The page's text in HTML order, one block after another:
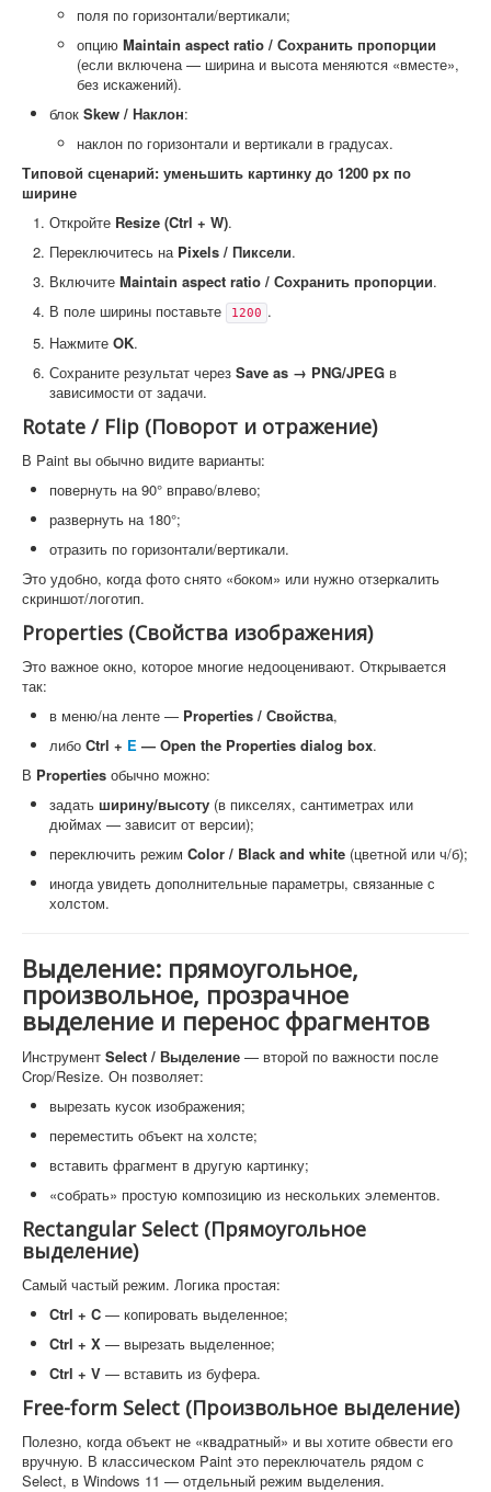
поля по горизонтали/вертикали;
опцию Maintain aspect ratio / Сохранить пропорции
(если включена — ширина и высота меняются «вместе»,
без искажений).
блок Skew / Наклон:
наклон по горизонтали и вертикали в градусах.
Типовой сценарий: уменьшить картинку до 1200 px по
ширине
Откройте Resize (Ctrl + W).
Переключитесь на Pixels / Пиксели.
Включите Maintain aspect ratio / Сохранить пропорции.
В поле ширины поставьте
1200 .
Нажмите OK.
Сохраните результат через Save as → PNG/JPEG в
зависимости от задачи.
Rotate / Flip (Поворот и отражение)
В Paint вы обычно видите варианты:
повернуть на 90° вправо/влево;
развернуть на 180°;
отразить по горизонтали/вертикали.
Это удобно, когда фото снято «боком» или нужно отзеркалить
скриншот/логотип.
Properties (Свойства изображения)
Это важное окно, которое многие недооценивают. Открывается
так:
в меню/на ленте — Properties / Свойства,
либо Ctrl + E — Open the Properties dialog box.
В Properties обычно можно:
задать ширину/высоту (в пикселях, сантиметрах или
дюймах — зависит от версии);
переключить режим Color / Black and white (цветной или ч/б);
иногда увидеть дополнительные параметры, связанные с
холстом.
Выделение: прямоугольное,
произвольное, прозрачное
выделение и перенос фрагментов
Инструмент Select / Выделение — второй по важности после
Crop/Resize. Он позволяет:
вырезать кусок изображения;
переместить объект на холсте;
вставить фрагмент в другую картинку;
«собрать» простую композицию из нескольких элементов.
Rectangular Select (Прямоугольное
выделение)
Самый частый режим. Логика простая:
Ctrl + C — копировать выделенное;
Ctrl + X — вырезать выделенное;
Ctrl + V — вставить из буфера.
Free-form Select (Произвольное выделение)
Полезно, когда объект не «квадратный» и вы хотите обвести его
вручную. В классическом Paint это переключатель рядом с
Select, в Windows 11 — отдельный режим выделения.